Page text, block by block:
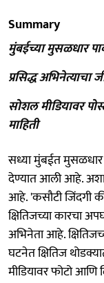
Summary
मुंबईच्या मुसळधार
प्रसिद्ध अभिनेत्याचा
सोशल मीडियावर
माहिती
सध्या मुंबईत
देण्यात आली आहे.
आहे. 'कसौटी जिंदगी
क्षितिजच्या कारचा
अभिनेता आहे.
घटनेत क्षितिज
मीडियावर फोटो